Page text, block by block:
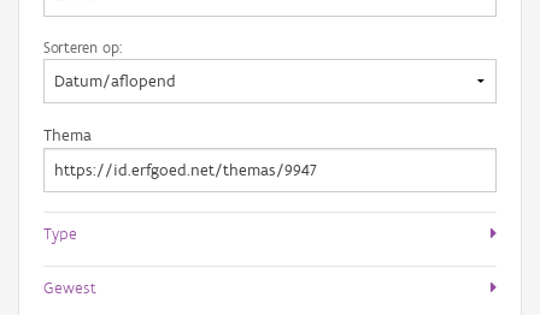
Sorteren op:
Thema
Type
Gewest